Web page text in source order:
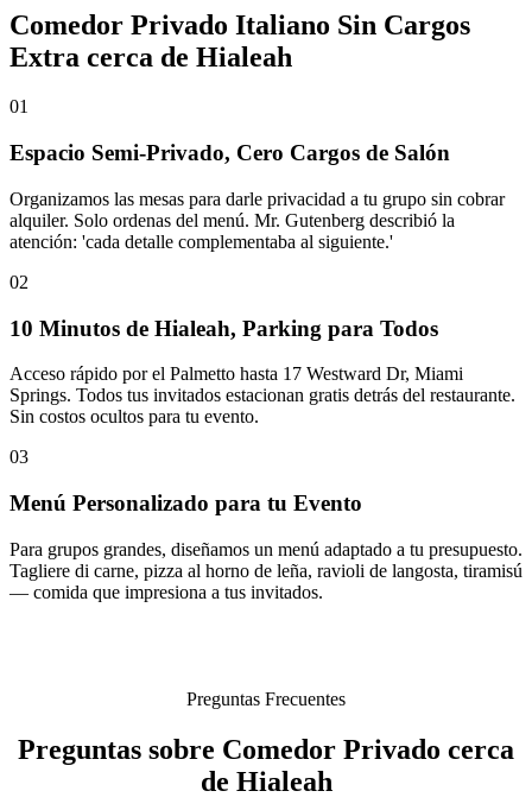
Comedor Privado Italiano Sin Cargos
Extra cerca de Hialeah
01
Espacio Semi-Privado, Cero Cargos de Salón
Organizamos las mesas para darle privacidad a tu grupo sin cobrar
alquiler. Solo ordenas del menú. Mr. Gutenberg describió la
atención: 'cada detalle complementaba al siguiente.'
02
10 Minutos de Hialeah, Parking para Todos
Acceso rápido por el Palmetto hasta 17 Westward Dr, Miami
Springs. Todos tus invitados estacionan gratis detrás del restaurante.
Sin costos ocultos para tu evento.
03
Menú Personalizado para tu Evento
Para grupos grandes, diseñamos un menú adaptado a tu presupuesto.
Tagliere di carne, pizza al horno de leña, ravioli de langosta, tiramisú
— comida que impresiona a tus invitados.
Preguntas Frecuentes
Preguntas sobre Comedor Privado cerca
de Hialeah